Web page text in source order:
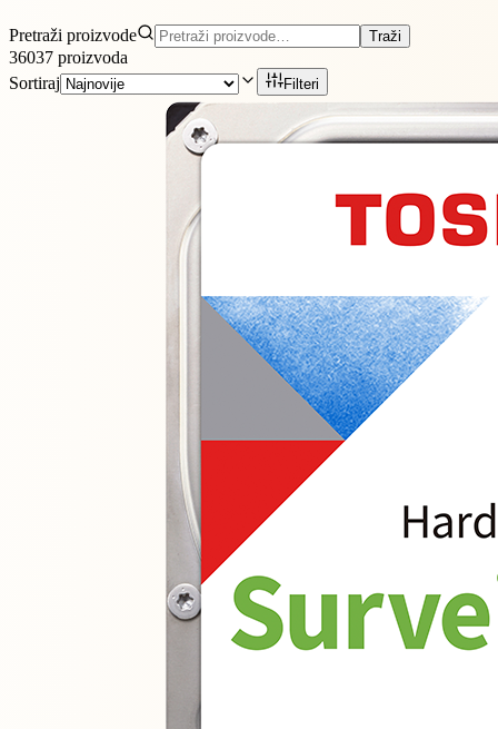
Pretraži proizvode Traži
36037 proizvoda
Sortiraj
Filteri